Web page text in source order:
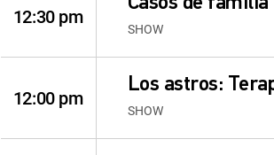
12:30 pm
SHOW
12:00 pm
Los astros:
SHOW